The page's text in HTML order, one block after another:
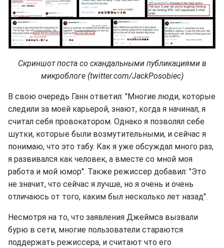
Скриншот поста со скандальными публикациями в
микроблоге (twitter.com/JackPosobiec)
В свою очередь Ганн ответил: "Многие люди, которые
следили за моей карьерой, знают, когда я начинал, я
считал себя провокатором. Однако я позволял себе
шутки, которые были возмутительными, и сейчас я
понимаю, что это табу. Как я уже обсуждал много раз,
я развивался как человек, а вместе со мной моя
работа и мой юмор". Также режиссер добавил: "Это
не значит, что сейчас я лучше, но я очень и очень
отличаюсь от того, каким был несколько лет назад".
Несмотря на то, что заявления Джеймса вызвали
бурю в сети, многие пользователи стараются
поддержать режиссера, и считают что его